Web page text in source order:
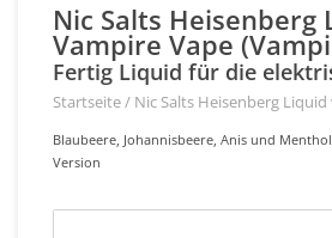
Nic Salts Heisenberg
Vampire Vape
Fertig Liquid für die
Startseite/ Nic Salts Heisenberg
Blaubeere, Johannisbeere, Anis und
Version